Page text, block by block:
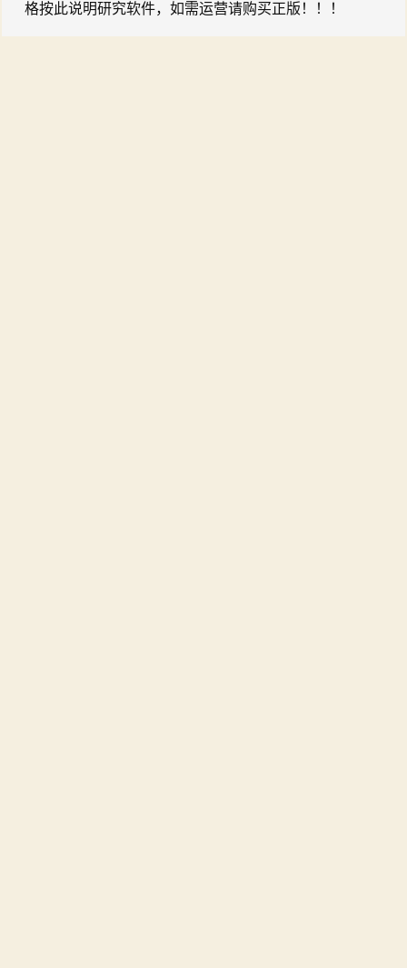
格按此说明研究软件，如需运营请购买正版！！！